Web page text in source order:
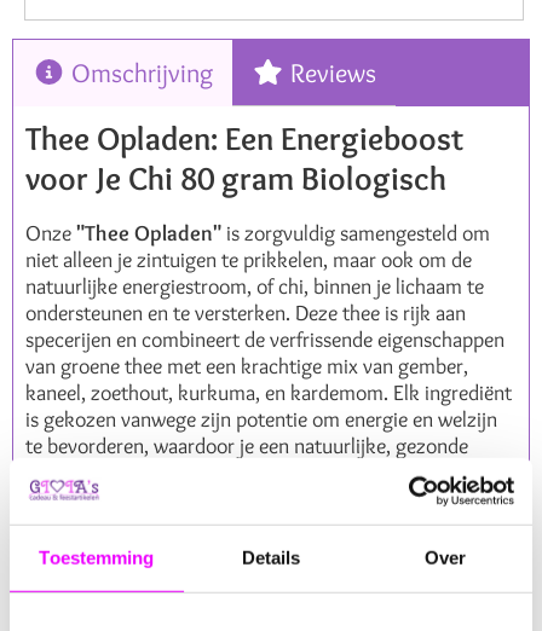
Toestemming Details Over
Omschrijving Reviews
Thee Opladen: Een Energieboost
voor Je Chi 80 gram Biologisch
Onze"Thee Opladen" is zorgvuldig samengesteld om
niet alleen je zintuigen te prikkelen, maar ook om de
natuurlijke energiestroom, of chi, binnen je lichaam te
ondersteunen en te versterken. Deze thee is rijk aan
specerijen en combineert de verfrissende eigenschappen
van groene thee met een krachtige mix van gember,
kaneel, zoethout, kurkuma, en kardemom. Elk ingrediënt
is gekozen vanwege zijn potentie om energie en welzijn
te bevorderen, waardoor je een natuurlijke, gezonde
boost krijgt.
Energiegevende Ingrediënten
Groene Thee
: Een bekende bron van antioxidanten,
groene thee vormt de perfecte basis voor deze